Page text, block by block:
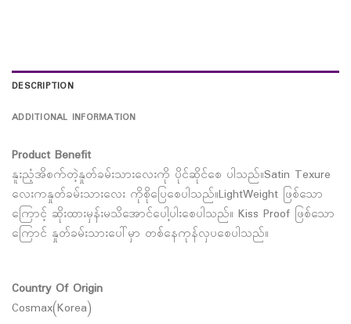
DESCRIPTION
ADDITIONAL INFORMATION
Product Benefit
နူးညံ့အိစက်တဲ့နှုတ်ခမ်းသားလေးကို ပိုင်ဆိုင်စေ ပါသည်။Satin Texure
လေးကနှုတ်ခမ်းသားလေး ကိုစိုပြေစေပါသည်။LightWeight ဖြစ်သော
ကြောင့် ဆိုးထားမှန်းမသိအောင်ပေါ့ပါးစေပါသည်။ Kiss Proof ဖြစ်သော
ကြောင် နှုတ်ခမ်းသားပေါ်မှာ တစ်နေကုန်လှပစေပါသည်။
Country Of Origin
Cosmax(Korea)